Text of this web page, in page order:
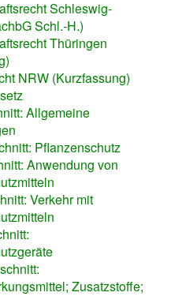
Schleswig-
Schl.-H.)
Thüringen
NRW (Kurzfassung)
Allgemeine
Pflanzenschutz
Anwendung von
Verkehr mit
Zusatzstoffe;